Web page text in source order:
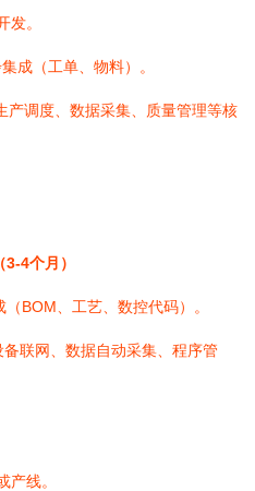
发。
成（工单、物料）。
产调度、数据采集、质量管理等核
4个月）
BOM、工艺、数控代码）。
联网、数据自动采集、程序管
产线。